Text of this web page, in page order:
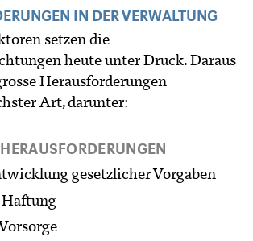
IN DER VERWALTUNG
setzen die
heute unter Druck. Daraus
Herausforderungen
Art, darunter:
gesetzlicher Vorgaben